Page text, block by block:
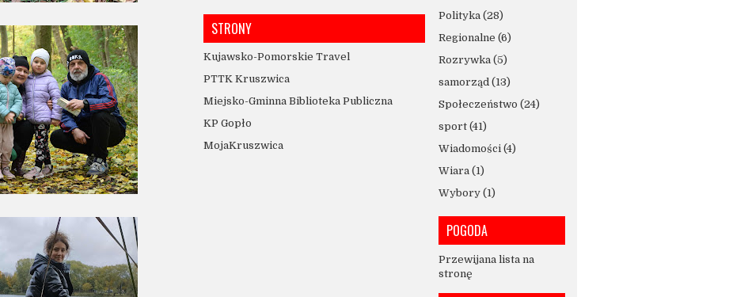
STRONY
Kujawsko-Pomorskie Travel
PTTK Kruszwica
Miejsko-Gminna Biblioteka Publiczna
KP Gopło
MojaKruszwica
Polityka (28)
Regionalne (6)
Rozrywka (5)
samorząd (13)
Społeczeństwo (24)
sport (41)
Wiadomości (4)
Wiara (1)
Wybory (1)
POGODA
Przewijana lista na
stronę